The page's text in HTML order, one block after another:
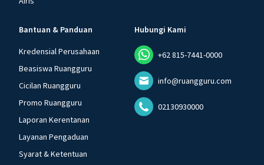
Bantuan & Panduan
Kredensial Perusahaan
Beasiswa Ruangguru
Cicilan Ruangguru
Promo Ruangguru
Laporan Kerentanan
Layanan Pengaduan
Syarat & Ketentuan
Hubungi Kami
+62 815-7441-0000
info@ruangguru.com
02130930000